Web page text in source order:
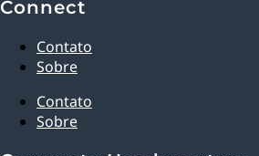
Connect
Contato
Sobre
Contato
Sobre